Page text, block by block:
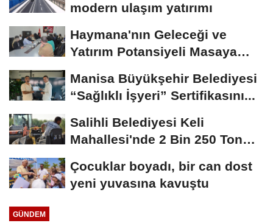
modern ulaşım yatırımı
Haymana'nın Geleceği ve
Yatırım Potansiyeli Masaya
Manisa Büyükşehir Belediyesi
“Sağlıklı İşyeri” Sertifikasını...
Salihli Belediyesi Keli
Mahallesi'nde 2 Bin 250 Ton
Çocuklar boyadı, bir can dost
yeni yuvasına kavuştu
GÜNDEM